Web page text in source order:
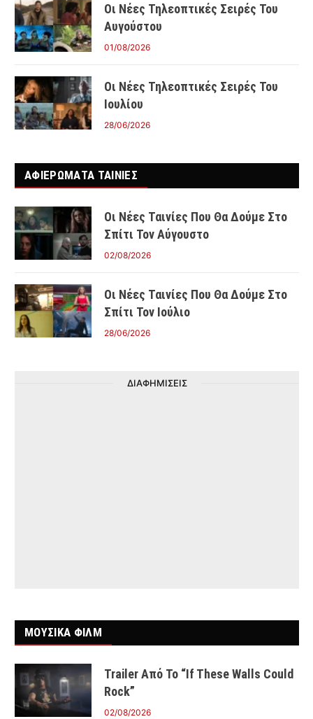
Οι Νέες Τηλεοπτικές Σειρές Του
Αυγούστου
01/08/2026
Οι Νέες Τηλεοπτικές Σειρές Του
Ιουλίου
28/06/2026
ΑΦΙΕΡΩΜΑΤΑ ΤΑΙΝΊΕΣ
Οι Νέες Ταινίες Που Θα Δούμε Στο
Σπίτι Τον Αύγουστο
02/08/2026
Οι Νέες Ταινίες Που Θα Δούμε Στο
Σπίτι Τον Ιούλιο
28/06/2026
ΔΙΑΦΗΜΙΣΕΙΣ
ΜΟΥΣΙΚΑ ΦΙΛΜ
Trailer Από Το “If These Walls Could
Rock”
02/08/2026